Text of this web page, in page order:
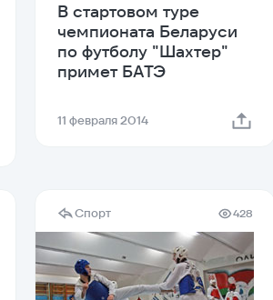
В стартовом туре
чемпионата Беларуси
по футболу "Шахтер"
примет БАТЭ
11 февраля 2014
Спорт 428